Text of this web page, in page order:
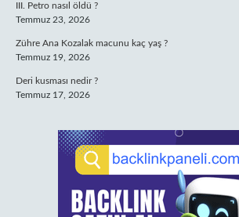
III. Petro nasıl öldü ?
Temmuz 23, 2026
Zühre Ana Kozalak macunu kaç yaş ?
Temmuz 19, 2026
Deri kusması nedir ?
Temmuz 17, 2026